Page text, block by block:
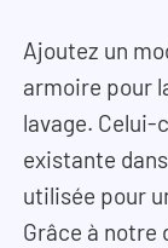
Ajoutez un
armoire pour
lavage. Celui-
existante
utilisée pour
Grâce à notre